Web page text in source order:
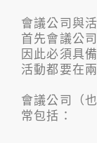
會議公司與
首先會議公
因此必須具
活動都要在
會議公司（
常包括：